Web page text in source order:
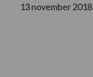
13 november 2018